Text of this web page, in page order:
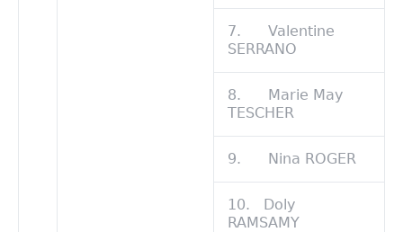
7. Valentine
SERRANO
8. Marie May
TESCHER
9. Nina ROGER
10. Doly
RAMSAMY